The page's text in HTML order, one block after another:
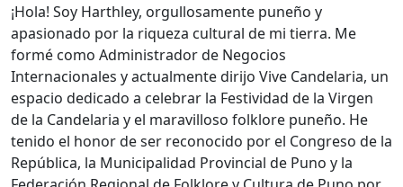
¡Hola! Soy Harthley, orgullosamente puneño y
apasionado por la riqueza cultural de mi tierra. Me
formé como Administrador de Negocios
Internacionales y actualmente dirijo Vive Candelaria, un
espacio dedicado a celebrar la Festividad de la Virgen
de la Candelaria y el maravilloso folklore puneño. He
tenido el honor de ser reconocido por el Congreso de la
República, la Municipalidad Provincial de Puno y la